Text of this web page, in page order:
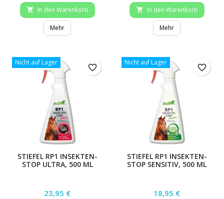
 In den Warenkorb
Mehr
 In den Warenkorb
Mehr
Nicht auf Lager
STIEFEL RP1 INSEKTEN-
STOP ULTRA, 500 ML
Preis
23,95 €
favorite_border
Nicht auf Lager
STIEFEL RP1 INSEKTEN-
STOP SENSITIV, 500 ML
Preis
18,95 €
favorite_border